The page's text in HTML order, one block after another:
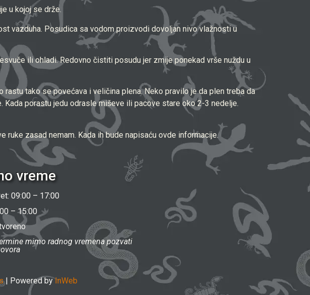
u kojoj se drže.
vazduha. Posudica sa vodom proizvodi dovoljan nivo vlažnosti u
ili ohladi. Redovno čistiti posudu jer zmije ponekad vrše nuždu u
tako se povećava i veličina plena. Neko pravilo je da plen treba da
porastu jedu odrasle miševe ili pacove stare oko 2-3 nedelje.
ruke zasad nemam. Kada ih bude napisaću ovde informacije.
vreme
09:00 – 17:00
– 15:00
mimo radnog vremena pozvati
| Powered byInWeb